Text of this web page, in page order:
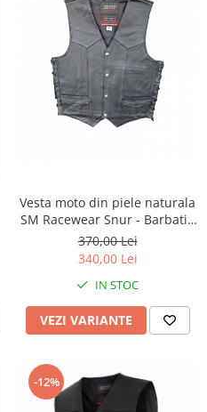
Vesta moto din piele naturala
SM Racewear Snur - Barbati -
Clasica - Prindere cu capse si
reglaje laterale cu snur -
Negru
370,00 Lei
340,00 Lei
IN STOC
VEZI VARIANTE
-12%